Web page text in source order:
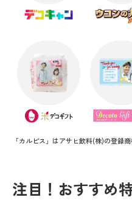
「カルピス」はアサヒ飲料(株)の登録商
注目！おすすめ